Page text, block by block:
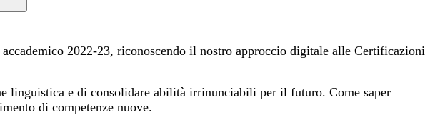
2022-23, riconoscendo il nostro approccio digitale alle Certificazioni
linguistica e di consolidare abilità irrinunciabili per il futuro. Come saper
di competenze nuove.